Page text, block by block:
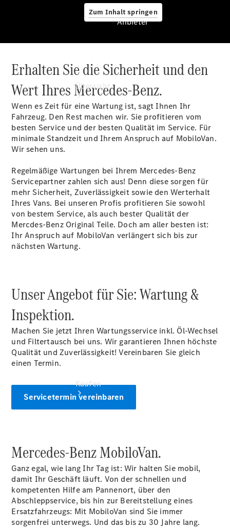
Zum Inhalt springen
Anbieter
Übersicht
Startseite
Ansprechpartner
finden
Probefahrt
vereinbaren
Beratung
vereinbaren
Servicetermin
Kaufen
Übersicht
Gebrauchtwagensuche
Junge
Sterne
Digitale
Extras
Anbieter
Erhalten Sie die Sicherheit und den
Wert Ihres Mercedes-Benz.
Wenn es Zeit für eine Wartung ist, sagt Ihnen Ihr
Fahrzeug. Den Rest machen wir. Sie profitieren vom
besten Service und der besten Qualität im Service. Für
minimale Standzeit und Ihrem Anspruch auf MobiloVan.
Wir sehen uns.
Regelmäßige Wartungen bei Ihrem Mercedes-Benz
Servicepartner zahlen sich aus! Denn diese sorgen für
mehr Sicherheit, Zuverlässigkeit sowie den Werterhalt
Ihres Vans. Bei unseren Profis profitieren Sie sowohl
von bestem Service, als auch bester Qualität der
Mercdes-Benz Original Teile. Doch am aller besten ist:
Ihr Anspruch auf MobiloVan verlängert sich bis zur
nächsten Wartung.
Unser Angebot für Sie: Wartung &
Inspektion.
Machen Sie jetzt Ihren Wartungsservice inkl. Öl-Wechsel
und Filtertausch bei uns. Wir garantieren Ihnen höchste
Qualität und Zuverlässigkeit! Vereinbaren Sie gleich
einen Termin.
Servicetermin vereinbaren
Mercedes-Benz MobiloVan.
Ganz egal, wie lang Ihr Tag ist: Wir halten Sie mobil,
damit Ihr Geschäft läuft. Von der schnellen und
kompetenten Hilfe am Pannenort, über den
Abschleppservice, bis hin zur Bereitstellung eines
Ersatzfahrzeugs: Mit MobiloVan sind Sie immer
sorgenfrei unterwegs. Und das bis zu 30 Jahre lang.